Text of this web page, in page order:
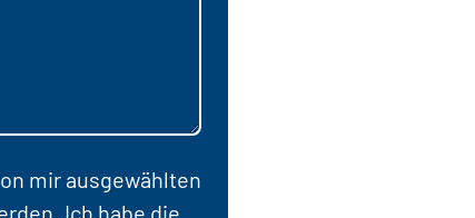
mir ausgewählten